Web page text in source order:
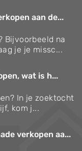
aan de...
Bijvoorbeeld na
je je missc...
wat is h...
In je zoektocht
kom j...
verkopen aa...